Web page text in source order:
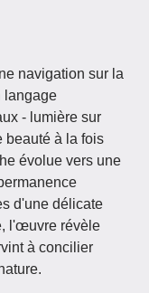
navigation sur la
langage
- lumière sur
beauté à la fois
évolue vers une
d'une délicate
l'œuvre révèle
à concilier